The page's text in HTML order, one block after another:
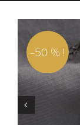
Contact
-50 % !